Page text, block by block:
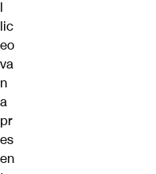
l
lic
eo
va
n
a
pr
es
en